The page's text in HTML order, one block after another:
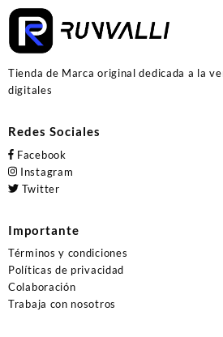
Tienda de Marca original dedicada a la
digitales
Redes Sociales
Facebook
Instagram
Twitter
Importante
Términos y condiciones
Políticas de privacidad
Colaboración
Trabaja con nosotros